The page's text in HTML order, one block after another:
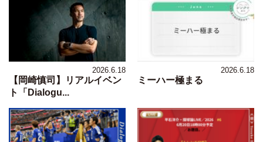
2026.6.18
【岡崎慎司】リアルイベン
ト「Dialogu...
2026.6.18
ミーハー極まる